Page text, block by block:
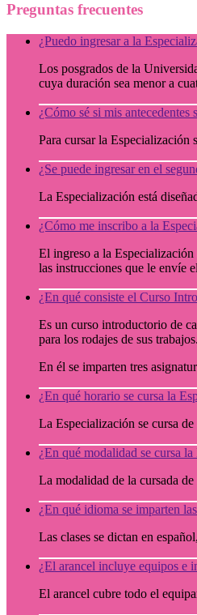
Preguntas frecuentes
¿Puedo ingresar a la
Los posgrados de la
cuya duración sea menor a
¿Cómo sé si mis
Para cursar la Especialización
¿Se puede ingresar en el
La Especialización está
¿Cómo me inscribo a la
El ingreso a la
las instrucciones que le envíe
¿En qué consiste el Curso
Es un curso introductorio de
para los rodajes de sus trabajos.
En él se imparten tres
¿En qué horario se cursa la
La Especialización se cursa
¿En qué modalidad se cursa
La modalidad de la cursada
¿En qué idioma se imparten
Las clases se dictan en
¿El arancel incluye equipos e
El arancel cubre todo el